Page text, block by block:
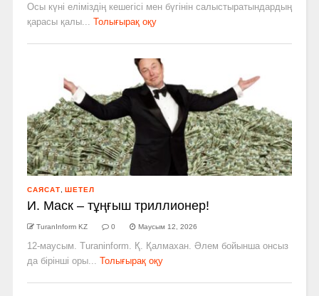
Осы күні еліміздің кешегісі мен бүгінін салыстыратындардың
қарасы қалы...
Толығырақ оқу
САЯСАТ ШЕТЕЛ
И. Маск – тұңғыш триллионер!
TuranInform KZ 0 Маусым 12, 2026
12-маусым. Turaninform. Қ. Қалмахан. Әлем бойынша онсыз
да бірінші оры...
Толығырақ оқу